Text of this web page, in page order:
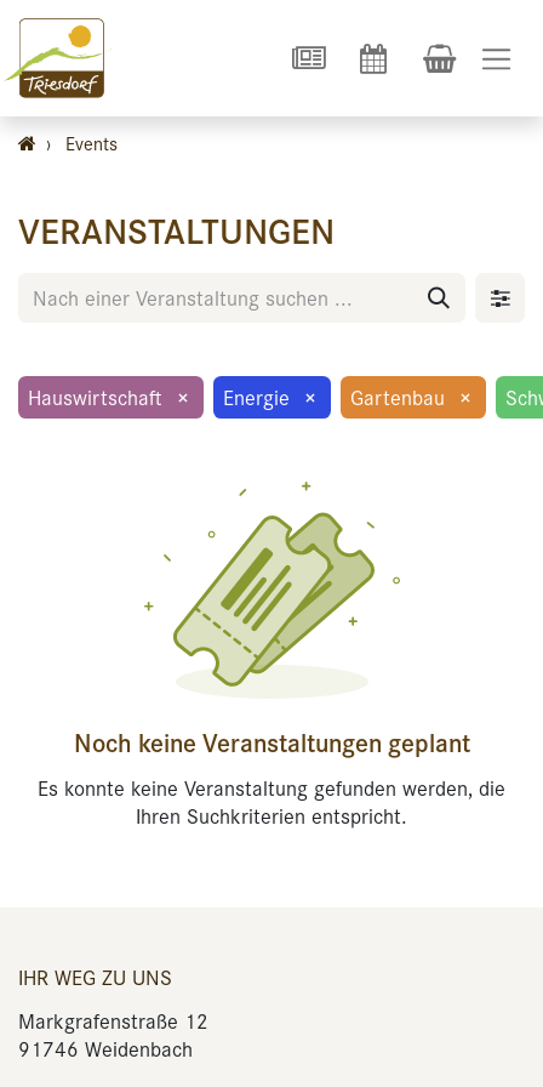
› Events
VERANSTALTUNGEN
Hauswirtschaft × Energie × Gartenbau ×
Noch keine Veranstaltungen geplant
Es konnte keine Veranstaltung gefunden werden, die
Ihren Suchkriterien entspricht.
IHR WEG ZU UNS
Markgrafenstraße 12
91746 Weidenbach